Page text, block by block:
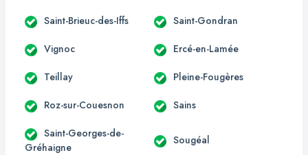
Saint-Brieuc-des-Iffs Saint-Gondran
Vignoc Ercé-en-Lamée
Teillay Pleine-Fougères
Roz-sur-Couesnon Sains
Saint-Georges-de-
Gréhaigne
Sougéal